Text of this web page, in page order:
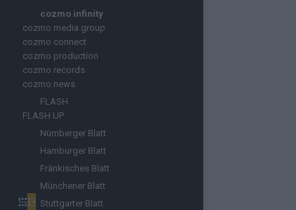
cozmo infinity
cozmo media group
cozmo connect
cozmo production
cozmo records
cozmo news
FLASH
FLASH UP
Nürnberger Blatt
Hamburger Blatt
Fränkisches Blatt
Münchener Blatt
Stuttgarter Blatt